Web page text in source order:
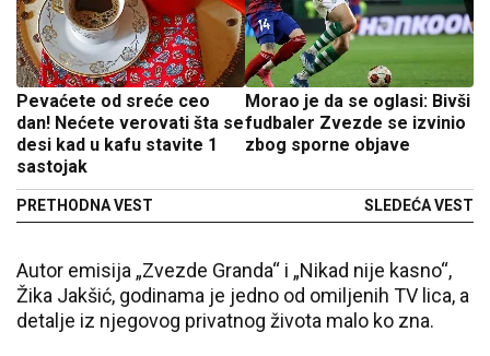
Pevaćete od sreće ceo
dan! Nećete verovati šta se
desi kad u kafu stavite 1
sastojak
PRETHODNA VEST
Morao je da se oglasi: Bivši
fudbaler Zvezde se izvinio
zbog sporne objave
SLEDEĆA VEST
Autor emisija „Zvezde Granda“ i „Nikad nije kasno“,
Žika Jakšić, godinama je jedno od omiljenih TV lica, a
detalje iz njegovog privatnog života malo ko zna.